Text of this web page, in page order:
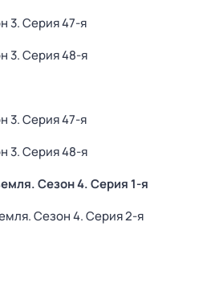
3. Серия 47-я
3. Серия 48-я
3. Серия 47-я
3. Серия 48-я
. Сезон 4. Серия 1-я
. Сезон 4. Серия 2-я